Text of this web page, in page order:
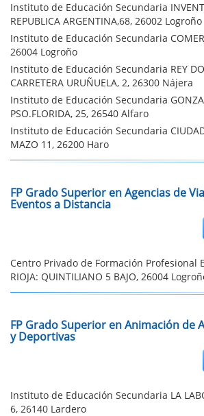
Instituto de Educación Secundaria
REPUBLICA ARGENTINA,68, 26002 Logroño
Instituto de Educación Secundaria
26004 Logroño
Instituto de Educación Secundaria REY
CARRETERA URUÑUELA, 2, 26300 Nájera
Instituto de Educación Secundaria
PSO.FLORIDA, 25, 26540 Alfaro
Instituto de Educación Secundaria
MAZO 11, 26200 Haro
FP Grado Superior en Agencias de
Eventos a Distancia
Centro Privado de Formación Profesional
RIOJA: QUINTILIANO 5 BAJO, 26004
FP Grado Superior en Animación de
y Deportivas
Instituto de Educación Secundaria LA
6, 26140 Lardero